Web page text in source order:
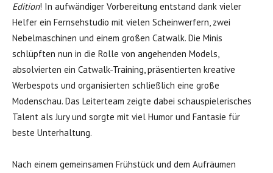
Edition! In aufwändiger Vorbereitung entstand dank vieler
Helfer ein Fernsehstudio mit vielen Scheinwerfern, zwei
Nebelmaschinen und einem großen Catwalk. Die Minis
schlüpften nun in die Rolle von angehenden Models,
absolvierten ein Catwalk-Training, präsentierten kreative
Werbespots und organisierten schließlich eine große
Modenschau. Das Leiterteam zeigte dabei schauspielerisches
Talent als Jury und sorgte mit viel Humor und Fantasie für
beste Unterhaltung.
Nach einem gemeinsamen Frühstück und dem Aufräumen